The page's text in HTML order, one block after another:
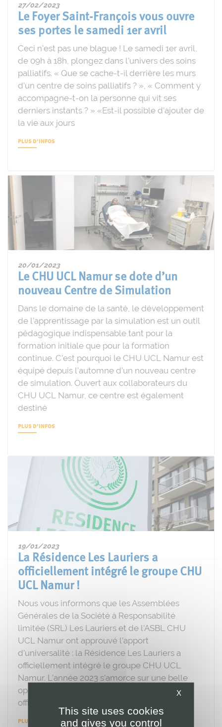
27/02/2023
Le Foyer Saint-François vous ouvre
ses portes le samedi 1er avril
Ceci n'est pas une blague ! Le samedi 1er avril,
de 09h à 18h, plongez dans l'univers des soins
palliatifs. « Que se cache-t-il derrière les murs
d’un centre de soins palliatifs ? », « Comment y
accompagne-t-on la personne qui vit ses
derniers instants ? » «Est-il possible d’ajouter de
la vie aux jours
PLUS D'INFOS
20/01/2023
Le CHU UCL Namur se dote d’un
nouveau Centre de Simulation
Dans le domaine de la santé, le développement
de l’apprentissage par la simulation est un outil
pédagogique indispensable tant pour la
formation initiale que pour la formation
continue. C’est pourquoi le CHU UCL Namur est
équipé depuis l’automne d’un nouveau centre
de simulation. Ouvert aux collaborateurs du
CHU UCL Namur, ce centre est également
destiné
PLUS D'INFOS
19/01/2023
La Résidence Les Lauriers a
officiellement intégré le groupe CHU
UCL Namur !
Nous vous informons que les Assemblées
Générales de la Société à Responsabilité
limitée (SRL) Les Lauriers et de l’ASBL CHU
UCL Namur ont approuvé l’apport
d’universalité : la Résidence Les Lauriers a
officiellement intégré le groupe CHU UCL
Namur. L'année 2023 s'amorce sur une belle
opportunité. La Résidence Les Lauriers a
officiellement intégré le groupe CHU
PLUS D'INFOS
X
This site uses cookies
and gives you control